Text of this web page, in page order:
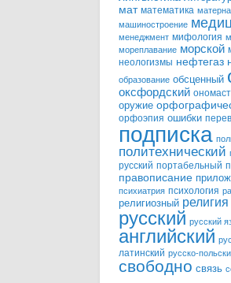
мат математика
машиностроение
менеджмент мифология
мореплавание морской
неологизмы нефтегаз
образование обсценный
оксфордский
оружие
орфоэпия ошибки
подписка
политехнический
русский портабельный
правописание
психиатрия психология
религиозный религия
русский русский
английский
латинский русско-
свободно связь